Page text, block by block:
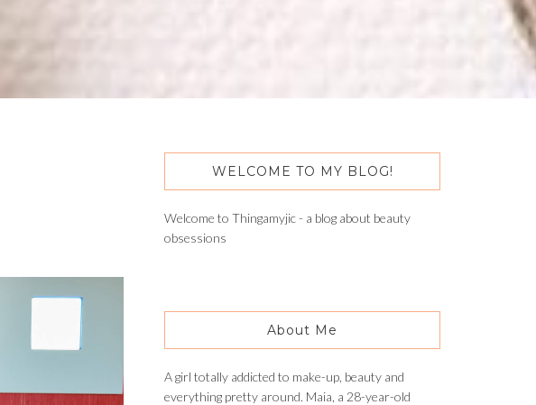
WELCOME TO MY BLOG!
Welcome to Thingamyjic - a blog about beauty
obsessions
About Me
A girl totally addicted to make-up, beauty and
everything pretty around. Maia, a 28-year-old